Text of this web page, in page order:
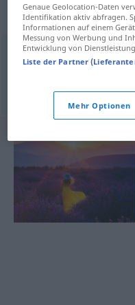
Synonyme
homonyme,homophone
© myThes Dicollecte
Genaue Geolocation-Daten
Identifikation aktiv abfragen.
Informationen auf einem
Messung von Werbung und
Entwicklung von
Liste der Partner
Mehr Optionen